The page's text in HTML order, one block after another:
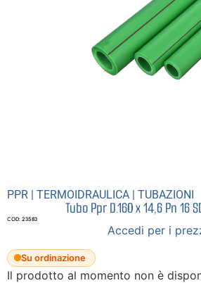
PPR | TERMOIDRAULICA | TUBAZIONI
Tubo Ppr D.160 x 14,6 Pn 16
COD: 23583
Accedi per i
Su ordinazione
Il prodotto al momento non è